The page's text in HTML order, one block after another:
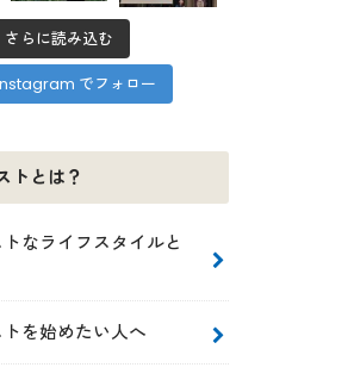
さらに読み込む
でフォロー
トとは？
なライフスタイルと
を始めたい人へ